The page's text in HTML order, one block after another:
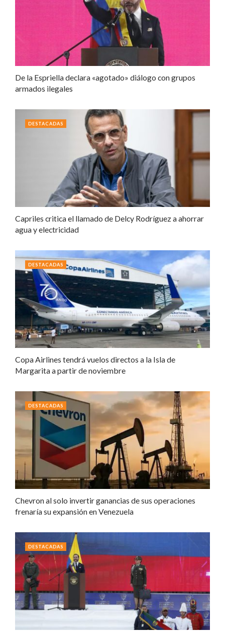
De la Espriella declara «agotado» diálogo con grupos
armados ilegales
Capriles critica el llamado de Delcy Rodríguez a ahorrar
agua y electricidad
DESTACADAS
Copa Airlines tendrá vuelos directos a la Isla de
Margarita a partir de noviembre
DESTACADAS
Chevron al solo invertir ganancias de sus operaciones
frenaría su expansión en Venezuela
DESTACADAS
DESTACADAS